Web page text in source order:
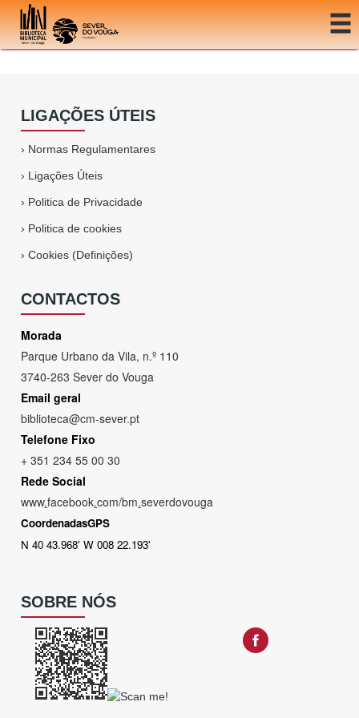
Ir para o conteúdo
Aviso!
Root element is missing.
LIGAÇÕES ÚTEIS
› Normas Regulamentares
› Ligações Úteis
› Politica de Privacidade
› Politica de cookies
›Cookies (Definições)
CONTACTOS
Morada
Parque Urbano da Vila, n.º 110
3740-263 Sever do Vouga
Email geral
biblioteca@cm-sever.pt
Telefone Fixo
+ 351 234 55 00 30
Rede Social
www.facebook.com/bm.severdovouga
CoordenadasGPS
N 40 43.968' W 008 22.193'
SOBRE NÓS